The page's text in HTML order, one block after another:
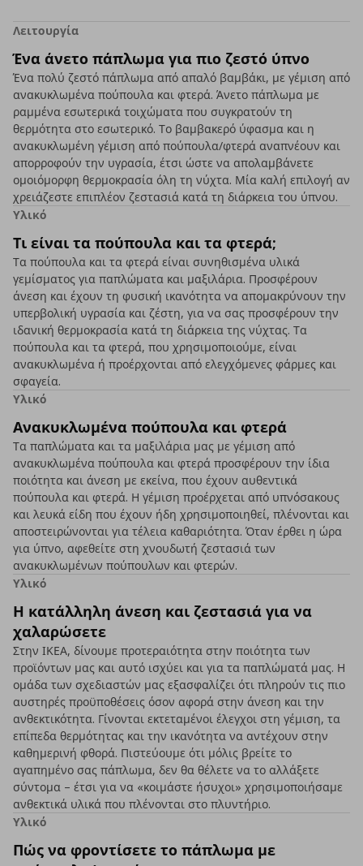
Λειτουργία
Ένα άνετο πάπλωμα για πιο ζεστό ύπνο
Ένα πολύ ζεστό πάπλωμα από απαλό βαμβάκι, με γέμιση από
ανακυκλωμένα πούπουλα και φτερά. Άνετο πάπλωμα με
ραμμένα εσωτερικά τοιχώματα που συγκρατούν τη
θερμότητα στο εσωτερικό. Το βαμβακερό ύφασμα και η
ανακυκλωμένη γέμιση από πούπουλα/φτερά αναπνέουν και
απορροφούν την υγρασία, έτσι ώστε να απολαμβάνετε
ομοιόμορφη θερμοκρασία όλη τη νύχτα. Μία καλή επιλογή αν
χρειάζεστε επιπλέον ζεστασιά κατά τη διάρκεια του ύπνου.
Υλικό
Τι είναι τα πούπουλα και τα φτερά;
Τα πούπουλα και τα φτερά είναι συνηθισμένα υλικά
γεμίσματος για παπλώματα και μαξιλάρια. Προσφέρουν
άνεση και έχουν τη φυσική ικανότητα να απομακρύνουν την
υπερβολική υγρασία και ζέστη, για να σας προσφέρουν την
ιδανική θερμοκρασία κατά τη διάρκεια της νύχτας. Τα
πούπουλα και τα φτερά, που χρησιμοποιούμε, είναι
ανακυκλωμένα ή προέρχονται από ελεγχόμενες φάρμες και
σφαγεία.
Υλικό
Ανακυκλωμένα πούπουλα και φτερά
Τα παπλώματα και τα μαξιλάρια μας με γέμιση από
ανακυκλωμένα πούπουλα και φτερά προσφέρουν την ίδια
ποιότητα και άνεση με εκείνα, που έχουν αυθεντικά
πούπουλα και φτερά. Η γέμιση προέρχεται από υπνόσακους
και λευκά είδη που έχουν ήδη χρησιμοποιηθεί, πλένονται και
αποστειρώνονται για τέλεια καθαριότητα. Όταν έρθει η ώρα
για ύπνο, αφεθείτε στη χνουδωτή ζεστασιά των
ανακυκλωμένων πούπουλων και φτερών.
Υλικό
Η κατάλληλη άνεση και ζεστασιά για να
χαλαρώσετε
Στην ΙΚΕΑ, δίνουμε προτεραιότητα στην ποιότητα των
προϊόντων μας και αυτό ισχύει και για τα παπλώματά μας. Η
ομάδα των σχεδιαστών μας εξασφαλίζει ότι πληρούν τις πιο
αυστηρές προϋποθέσεις όσον αφορά στην άνεση και την
ανθεκτικότητα. Γίνονται εκτεταμένοι έλεγχοι στη γέμιση, τα
επίπεδα θερμότητας και την ικανότητα να αντέχουν στην
καθημερινή φθορά. Πιστεύουμε ότι μόλις βρείτε το
αγαπημένο σας πάπλωμα, δεν θα θέλετε να το αλλάξετε
σύντομα – έτσι για να «κοιμάστε ήσυχοι» χρησιμοποιήσαμε
ανθεκτικά υλικά που πλένονται στο πλυντήριο.
Υλικό
Πώς να φροντίσετε το πάπλωμα με